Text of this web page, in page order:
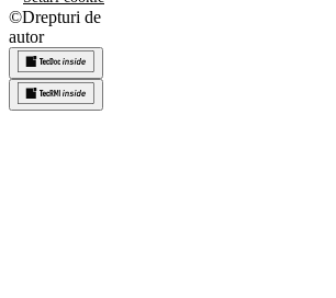
©Drepturi de
autor